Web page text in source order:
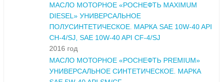
МАСЛО МОТОРНОЕ «РОСНЕФТЬ MAXIMUM
DIESEL» УНИВЕРСАЛЬНОЕ
ПОЛУСИНТЕТИЧЕСКОЕ. МАРКА SAE 10W-40 API
CH-4/SJ, SAE 10W-40 API CF-4/SJ
2016 год
МАСЛО МОТОРНОЕ «РОСНЕФТЬ PREMIUM»
УНИВЕРСАЛЬНОЕ СИНТЕТИЧЕСКОЕ. МАРКА